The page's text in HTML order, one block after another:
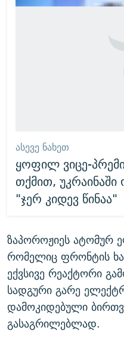
ᲐᲡᲔᲕᲔ ᲜᲐᲮᲔᲗ
ყოფილ ვიცე-
თქმით,
"ჯერ კიდევ წინაა"
ზაპოროჟიეს ატომურ
რომელიც ფრონტის
ექვსივე რეაქტორი
სადგური გარე
დამოკიდებული
გასაგრილებლად.